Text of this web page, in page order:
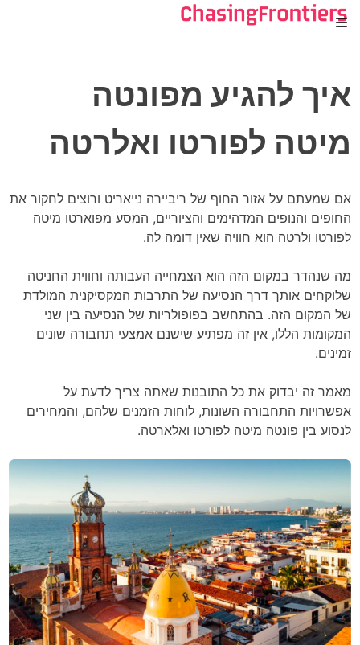
Skip
איך להגיע מפונטה
מיטה לפורטו ואלרטה
אם שמעתם על אזור החוף של ריביירה נייאריט ורוצים לחקור את
החופים והנופים המדהימים והציוריים, המסע מפוארטו מיטה
לפורטו ולרטה הוא חוויה שאין דומה לה.
מה שנהדר במקום הזה הוא הצמחייה העבותה וחווית החניטה
שלוקחים אותך דרך הנסיעה של התרבות המקסיקנית המולדת
של המקום הזה. בהתחשב בפופולריות של הנסיעה בין שני
המקומות הללו, אין זה מפתיע שישנם אמצעי תחבורה שונים
זמינים.
מאמר זה יבדוק את כל התובנות שאתה צריך לדעת על
אפשרויות התחבורה השונות, לוחות הזמנים שלהם, והמחירים
לנסוע בין פונטה מיטה לפורטו ואלארטה.